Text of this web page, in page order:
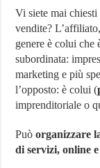
Vi siete mai
vendite?
genere è colui che
subordinata:
marketing e più
l’opposto: è colui (
imprenditoriale o
Puòorganizzare
di servizi, online